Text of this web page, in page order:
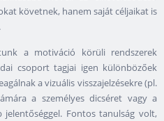
követnek, hanem saját céljaikat is
a motiváció körüli rendszerek
csoport tagjai igen különbözőek
a vizuális visszajelzésekre (pl.
a személyes dicséret vagy a
Fontos tanulság volt,